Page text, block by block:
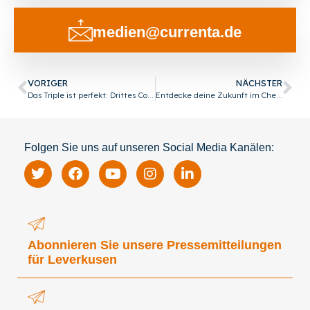
medien@currenta.de
VORIGER
Das Triple ist perfekt: Drittes Coding Weekend in Leverkusen bringt frische Impulse
NÄCHSTER
Entdecke deine Zukunft im Chempark – Tag der Ausbildung in Dormagen
Folgen Sie uns auf unseren Social Media Kanälen:
Abonnieren Sie unsere Pressemitteilungen
für Leverkusen